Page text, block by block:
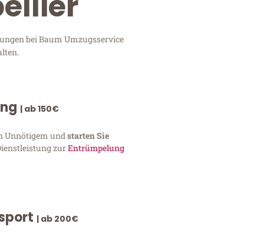
bei Baum Umzugsservice
| ab 150€
Unnötigem und starten Sie
zurEntrümpelung
| ab 200€